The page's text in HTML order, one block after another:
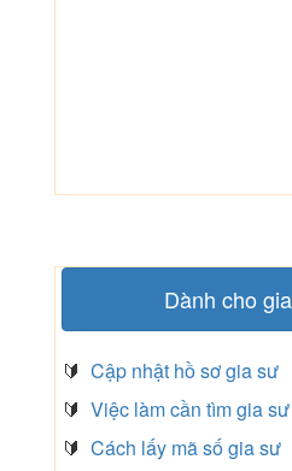
Dành cho
🔰 Cập nhật hồ sơ gia sư
🔰 Việc làm cần tìm gia sư
🔰 Cách lấy mã số gia sư